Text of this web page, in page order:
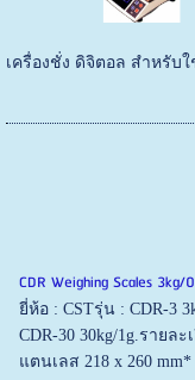
เครื่องชั่ง ดิจิตอล สำหรับ
CDR Weighing Scales
ยี่ห้อ : CSTรุ่น : CDR-3
CDR-30 30kg/1g.รายล
แตนเลส 218 x 260